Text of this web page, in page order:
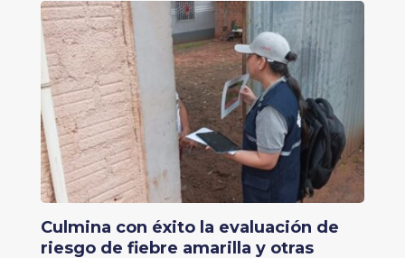
Culmina con éxito la evaluación de
riesgo de fiebre amarilla y otras